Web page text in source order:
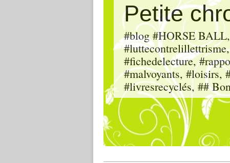
Petite
#blog #HORSE
#fichedelecture,
#malvoyants,
#livresrecyclés, ##